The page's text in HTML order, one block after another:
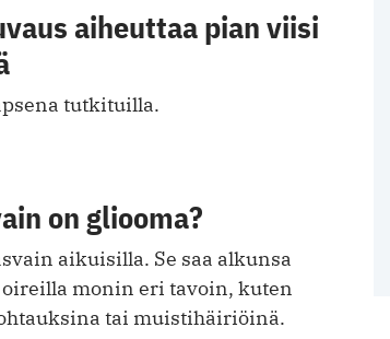
aiheuttaa pian viisi
tutkituilla.
on gliooma?
aikuisilla. Se saa alkunsa
monin eri tavoin, kuten
tai muistihäiriöinä.